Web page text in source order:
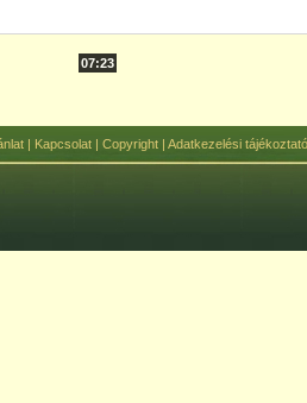
07:23
| Kapcsolat| Copyright| Adatkezelési tájékoztató